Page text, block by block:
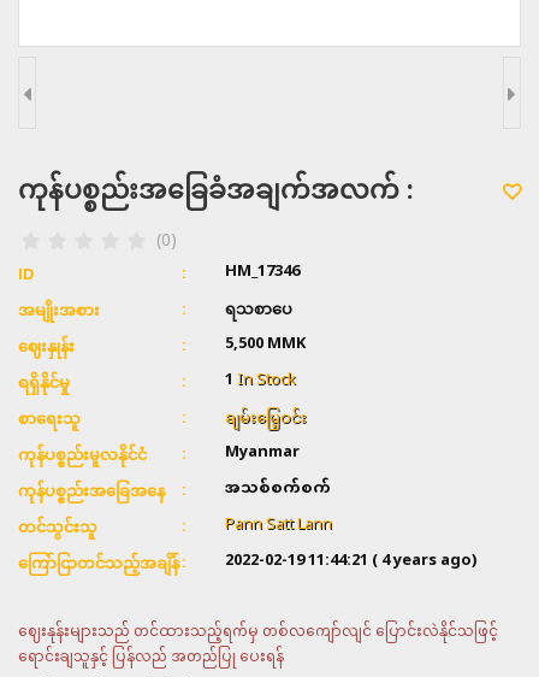
ကုန်ပစ္စည်းအခြေခံအချက်အလက် :
(0)
ID HM_17346
အမျိုးအစား
ရသစာပေ
ဈေးနှုန်း
5,500MMK
ရရှိနိုင်မှု 1In Stock
စာရေးသူ
ချမ်းမြေ့ဝင်း
ကုန်ပစ္စည်းမူလနိုင်ငံ
Myanmar
ကုန်ပစ္စည်းအခြေအနေ အသစ်စက်စက်
တင်သွင်းသူ Pann Satt Lann
ကြော်ငြာတင်သည့်အချိန် 2022-02-19 11:44:21 ( 4 years ago)
ဈေးနုန်းများသည် တင်ထားသည့်ရက်မှ တစ်လကျော်လျင် ပြောင်းလဲနိုင်သဖြင့်
ရောင်းချသူနှင့် ပြန်လည် အတည်ပြု ပေးရန်